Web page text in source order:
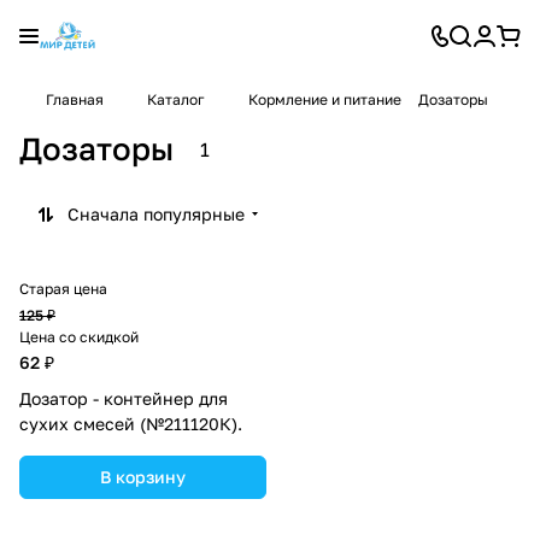
Главная Каталог Кормление и питание Дозаторы
Дозаторы 1
Сначала популярные
Старая цена
125 ₽
Цена со скидкой
62 ₽
Дозатор - контейнер для
сухих смесей (№211120К).
В корзину